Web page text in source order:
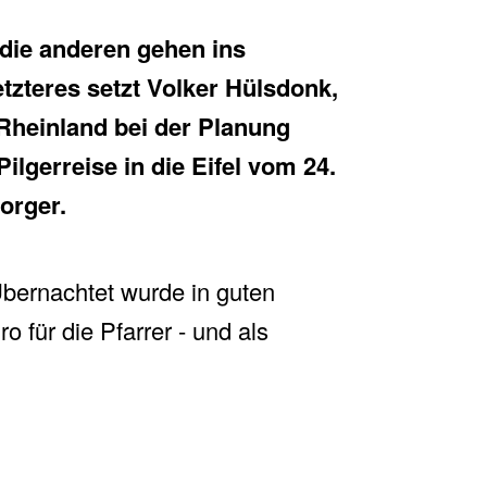
anderen gehen ins
setzt Volker Hülsdonk,
bei der Planung
in die Eifel vom 24.
wurde in guten
für die Pfarrer - und als